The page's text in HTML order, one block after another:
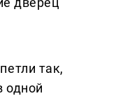
так,
одной